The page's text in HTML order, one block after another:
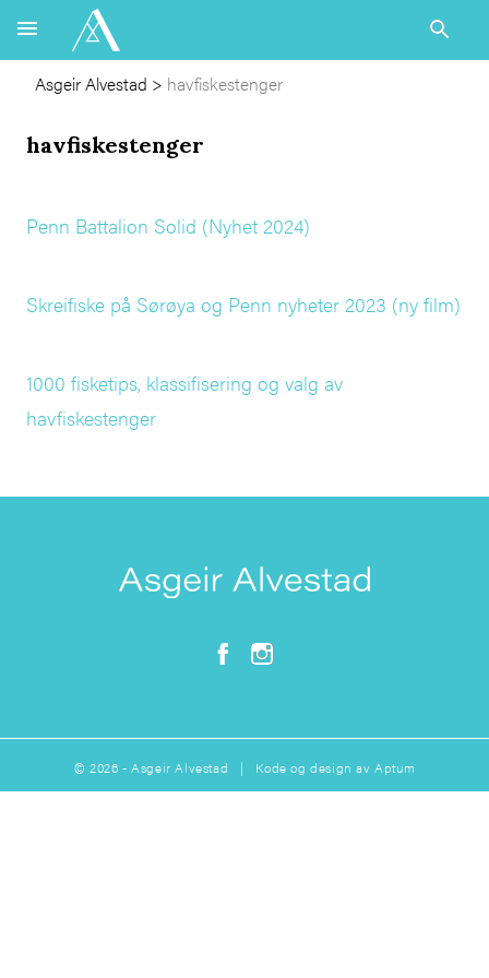
Asgeir Alvestad > havfiskestenger
havfiskestenger
Penn Battalion Solid (Nyhet 2024)
Skreifiske på Sørøya og Penn nyheter 2023 (ny film)
1000 fisketips, klassifisering og valg av
havfiskestenger
© 2026 - Asgeir Alvestad | Kode og design avAptum